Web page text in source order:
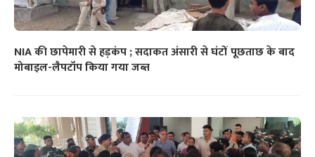
NIA की छापेमारी से हड़कंप ; सदाकत अंसारी से घंटों पूछताछ के बाद
मोबाइल-लैपटॉप किया गया जब्त